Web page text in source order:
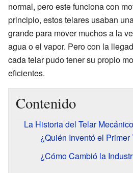
normal, pero este funciona con
principio, estos telares usaban
grande para mover muchos a la
agua o el vapor. Pero con la
cada telar pudo tener su propio
eficientes.
Contenido
La Historia del Telar Mecánico
¿Quién Inventó el Primer
¿Cómo Cambió la